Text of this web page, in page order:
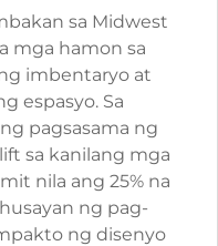
sa Midwest
mga hamon sa
imbentaryo at
espasyo. Sa
pagsasama ng
sa kanilang mga
nila ang 25% na
ng pag-
ng disenyo